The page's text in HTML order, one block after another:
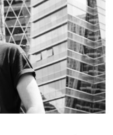
LINE EMAIL